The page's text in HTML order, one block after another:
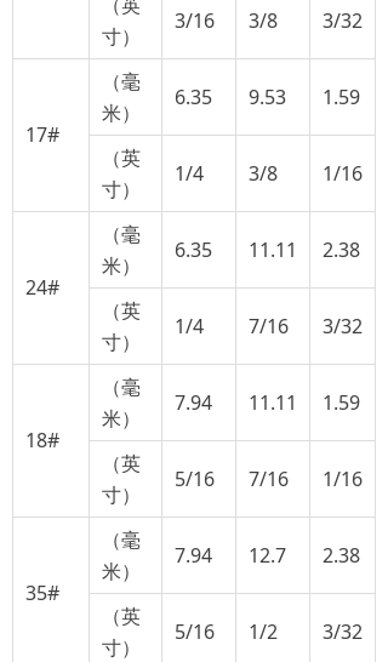
寸）
3/16 3/8 3/32
17#
（毫
米）
6.35 9.53 1.59
（英
寸）
1/4 3/8 1/16
24#
（毫
米）
6.35 11.11 2.38
（英
寸）
1/4 7/16 3/32
18#
（毫
米）
7.94 11.11 1.59
（英
寸）
5/16 7/16 1/16
35#
（毫
米）
7.94 12.7 2.38
（英
寸）
5/16 1/2 3/32